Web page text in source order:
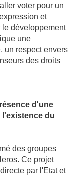
voter pour un
et
le développement
une
un respect envers
des droits
d'une
l'existence du
des groupes
Ce projet
par l'Etat et